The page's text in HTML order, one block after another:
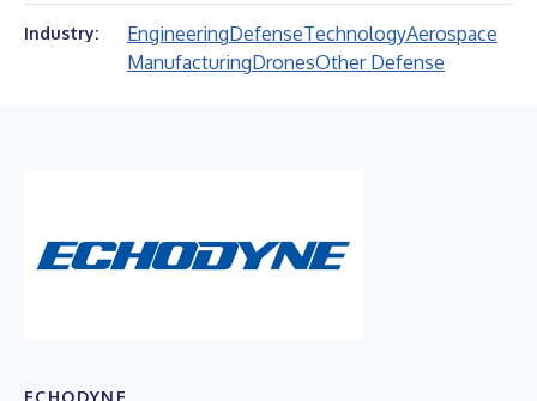
Industry: EngineeringDefenseTechnologyAerospace
ManufacturingDronesOther Defense
ECHODYNE